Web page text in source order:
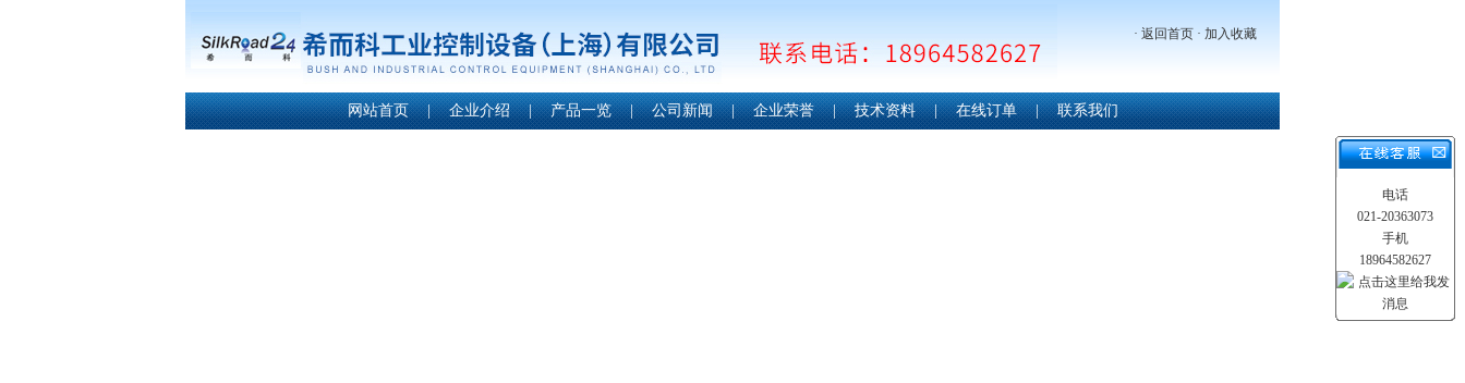
· 返回首页 · 加入收藏
网站首页 | 企业介绍 | 产品一览 | 公司新闻 | 企业荣誉 | 技术资料 | 在线订单 | 联系我们
电话
021-20363073
手机
18964582627